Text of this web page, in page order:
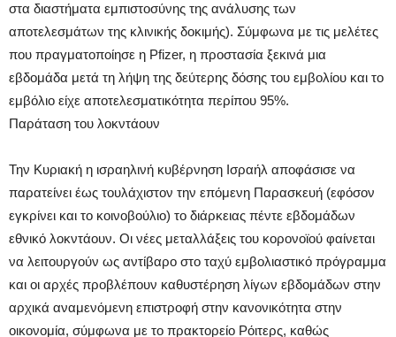
στα διαστήματα εμπιστοσύνης της ανάλυσης των
αποτελεσμάτων της κλινικής δοκιμής). Σύμφωνα με τις μελέτες
που πραγματοποίησε η Pfizer, η προστασία ξεκινά μια
εβδομάδα μετά τη λήψη της δεύτερης δόσης του εμβολίου και το
εμβόλιο είχε αποτελεσματικότητα περίπου 95%.
Παράταση του λοκντάουν
Την Κυριακή η ισραηλινή κυβέρνηση Ισραήλ αποφάσισε να
παρατείνει έως τουλάχιστον την επόμενη Παρασκευή (εφόσον
εγκρίνει και το κοινοβούλιο) το διάρκειας πέντε εβδομάδων
εθνικό λοκντάουν. Οι νέες μεταλλάξεις του κορονοϊού φαίνεται
να λειτουργούν ως αντίβαρο στο ταχύ εμβολιαστικό πρόγραμμα
και οι αρχές προβλέπουν καθυστέρηση λίγων εβδομάδων στην
αρχικά αναμενόμενη επιστροφή στην κανονικότητα στην
οικονομία, σύμφωνα με το πρακτορείο Ρόιτερς, καθώς